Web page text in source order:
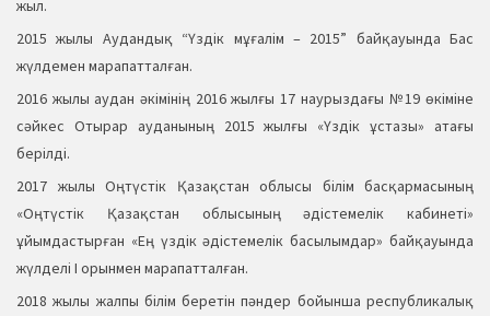
жыл.
2015 жылы Аудандық “Үздік мұғалім – 2015” байқауында Бас
жүлдемен марапатталған.
2016 жылы аудан әкімінің 2016 жылғы 17 наурыздағы №19 өкіміне
сәйкес Отырар ауданының 2015 жылғы «Үздік ұстазы» атағы
берілді.
2017 жылы Оңтүстік Қазақстан облысы білім басқармасының
«Оңтүстік Қазақстан облысының әдістемелік кабинеті»
ұйымдастырған «Ең үздік әдістемелік басылымдар» байқауында
жүлделі І орынмен марапатталған.
2018 жылы жалпы білім беретін пәндер бойынша республикалық